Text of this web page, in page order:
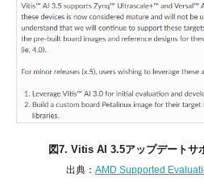
図7. Vitis AI 3.5アップデートサ
出典： AMD Supported